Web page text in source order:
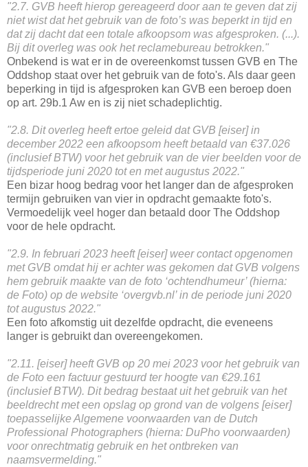
"2.7. GVB heeft hierop gereageerd door aan te geven dat zij
niet wist dat het gebruik van de foto’s was beperkt in tijd en
dat zij dacht dat een totale afkoopsom was afgesproken. (...).
Bij dit overleg was ook het reclamebureau betrokken."
Onbekend is wat er in de overeenkomst tussen GVB en The
Oddshop staat over het gebruik van de foto's. Als daar geen
beperking in tijd is afgesproken kan GVB een beroep doen
op art. 29b.1 Aw en is zij niet schadeplichtig.
"2.8. Dit overleg heeft ertoe geleid dat GVB [eiser] in
december 2022 een afkoopsom heeft betaald van €37.026
(inclusief BTW) voor het gebruik van de vier beelden voor de
tijdsperiode juni 2020 tot en met augustus 2022."
Een bizar hoog bedrag voor het langer dan de afgesproken
termijn gebruiken van vier in opdracht gemaakte foto's.
Vermoedelijk veel hoger dan betaald door The Oddshop
voor de hele opdracht.
"2.9. In februari 2023 heeft [eiser] weer contact opgenomen
met GVB omdat hij er achter was gekomen dat GVB volgens
hem gebruik maakte van de foto ‘ochtendhumeur’ (hierna:
de Foto) op de website ‘overgvb.nl’ in de periode juni 2020
tot augustus 2022."
Een foto afkomstig uit dezelfde opdracht, die eveneens
langer is gebruikt dan overeengekomen.
"2.11. [eiser] heeft GVB op 20 mei 2023 voor het gebruik van
de Foto een factuur gestuurd ter hoogte van €29.161
(inclusief BTW). Dit bedrag bestaat uit het gebruik van het
beeldrecht met een opslag op grond van de volgens [eiser]
toepasselijke Algemene voorwaarden van de Dutch
Professional Photographers (hierna: DuPho voorwaarden)
voor onrechtmatig gebruik en het ontbreken van
naamsvermelding."